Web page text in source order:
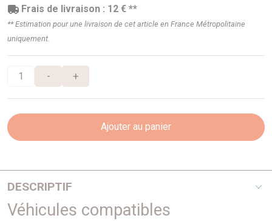
Frais de livraison : 12 € **
** Estimation pour une livraison de cet article en France Métropolitaine
uniquement.
- +
Ajouter au panier
DESCRIPTIF
A partir de chassis 1A 000 001
Véhicules compatibles